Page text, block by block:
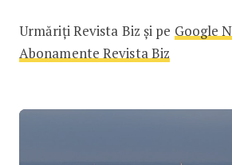
Urmăriți Revista Biz și pe Google
Abonamente Revista Biz